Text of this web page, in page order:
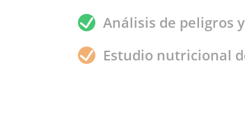
Análisis de peligros
Estudio nutricional